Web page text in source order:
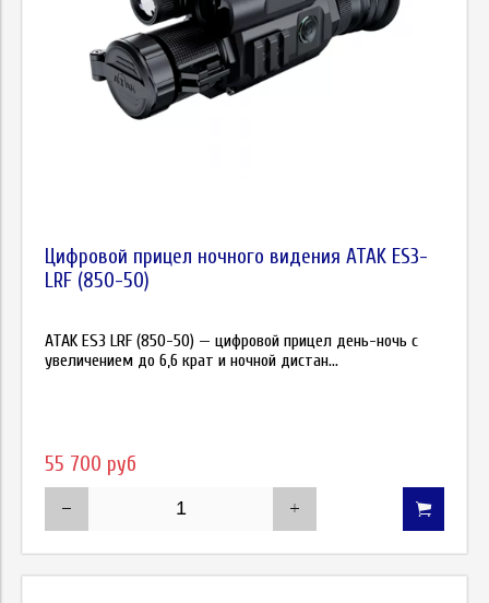
Цифровой прицел ночного видения ATAK ES3-
LRF (850-50)
ATAK ES3 LRF (850-50) — цифровой прицел день-ночь с
увеличением до 6,6 крат и ночной дистан...
55 700 руб